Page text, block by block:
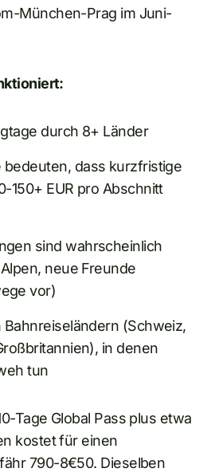
München-Prag im Juni-
durch 8+ Länder
bedeuten, dass kurzfristige
150+ EUR pro Abschnitt
sind wahrscheinlich
neue Freunde
vor)
Bahnreiseländern (Schweiz,
in denen
tun
Tage Global Pass plus etwa
kostet für einen
790-8€50. Dieselben